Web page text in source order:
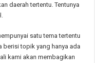
daerah tertentu. Tentunya
satu tema tertentu
berisi topik yang hanya ada
kami akan membagikan